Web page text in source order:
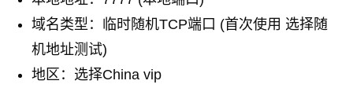
域名类型：临时随机TCP端口 (首次使用 选择随
机地址测试)
地区：选择China vip